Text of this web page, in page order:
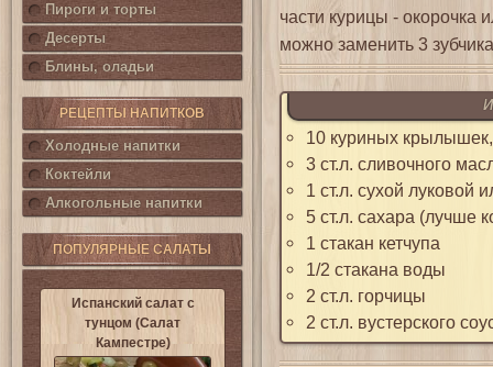
Пироги и торты
Десерты
Блины, оладьи
РЕЦЕПТЫ НАПИТКОВ
Холодные напитки
Коктейли
Алкогольные напитки
ПОПУЛЯРНЫЕ САЛАТЫ
Испанский салат с
тунцом (Салат
Кампестре)
части курицы - окорочка
можно заменить 3
10 куриных крылышек,
3 ст.л. сливочного
1 ст.л. сухой луковой
5 ст.л. сахара (лучше
1 стакан кетчупа
1/2 стакана воды
2 ст.л. горчицы
2 ст.л. вустерского